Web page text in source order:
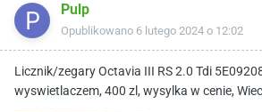
Pulp
Opublikowano 6 lutego 2024 o 12:02
Licznik/zegary Octavia III RS 2.0 Tdi
wyswietlaczem, 400 zl, wysylka w cenie,